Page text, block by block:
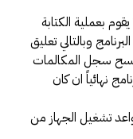
بعملية الكتابة
وبالتالي تعليق
سجل المكالمات
نهائياً ان كان
تشغيل الجهاز من